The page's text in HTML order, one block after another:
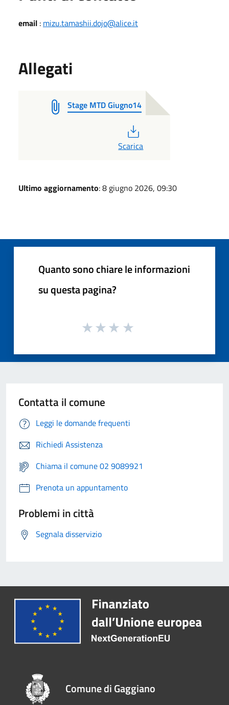
email : mizu.tamashii.dojo@alice.it
Allegati
Stage MTD Giugno14
Scarica
Ultimo aggiornamento: 8 giugno 2026, 09:30
Quanto sono chiare le informazioni
su questa pagina?
Contatta il comune
Leggi le domande frequenti
Richiedi Assistenza
Chiama il comune 02 9089921
Prenota un appuntamento
Problemi in città
Segnala disservizio
Comune di Gaggiano